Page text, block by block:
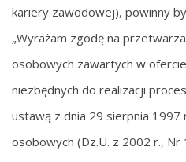
kariery zawodowej), powinny
„Wyrażam zgodę na
osobowych zawartych w
niezbędnych do realizacji
ustawą z dnia 29 sierpnia 1997
osobowych (Dz.U. z 2002 r., Nr